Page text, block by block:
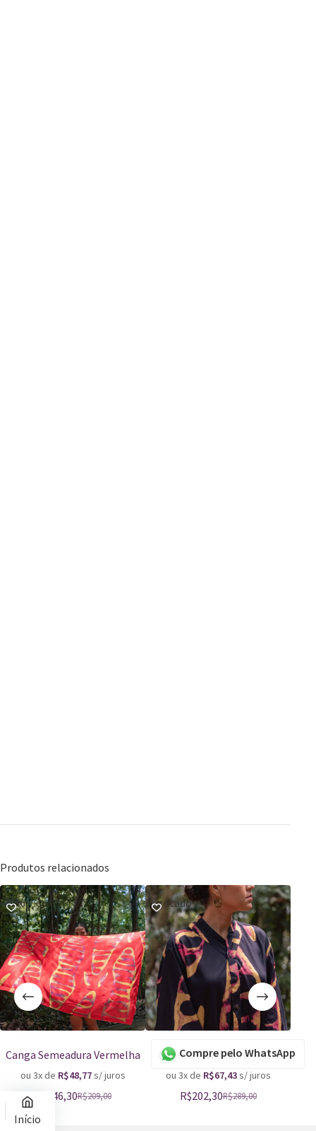
Produtos relacionados
-30%
Canga Semeadura Vermelha
ou 3x de R$48,77s/ juros
R$209,00
146,30
Esgotado
Camisa Semeadura Preta
ou 3x de R$67,43s/ juros
R$289,00
R$202,30
Compre pelo WhatsApp
Início